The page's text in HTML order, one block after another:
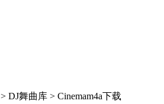
> DJ舞曲库 > Cinemam4a下载